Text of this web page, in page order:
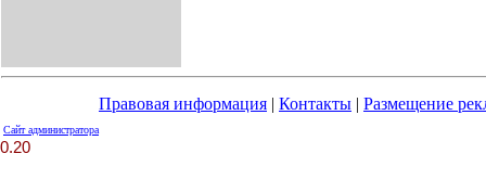
Правовая информация | Контакты | Размещение
Сайт администратора
0.20